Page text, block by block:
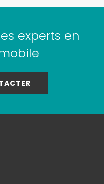
experts en